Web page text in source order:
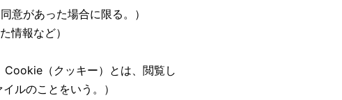
があった場合に限る。）
情報など）
（クッキー）とは、閲覧し
ルのことをいう。）